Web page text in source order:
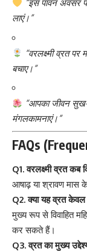
“इस पावन अवसर
लाएं।”
“वरलक्ष्मी व्रत
बचाए।”
“आपका जीवन सुख-
मंगलकामनाएं।”
FAQs
Q1. वरलक्ष्मी व्रत कब
आषाढ़ या श्रावण मास
Q2. क्या यह व्रत केवल
मुख्य रूप से विवाहित
कर सकते हैं।
Q3. व्रत का मुख्य